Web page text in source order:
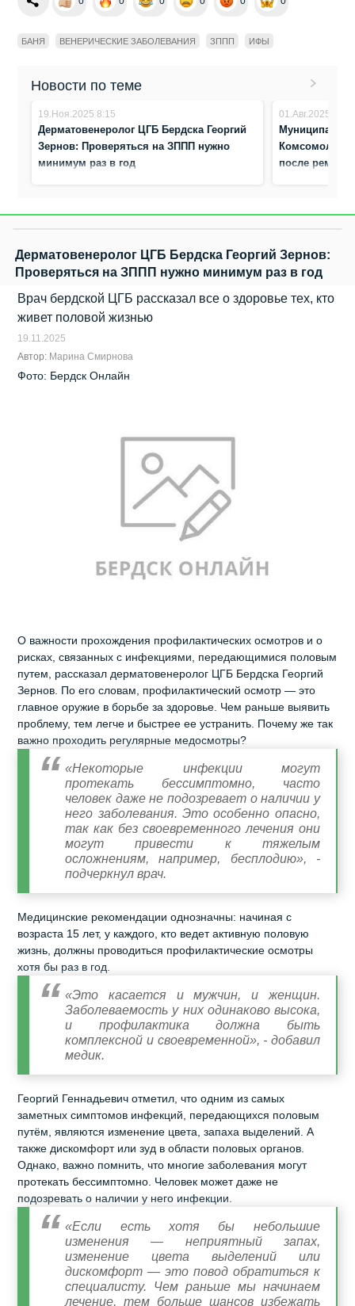
БАНЯ ВЕНЕРИЧЕСКИЕ ЗАБОЛЕВАНИЯ ЗППП ИФЫ
Новости по теме
19.Ноя.2025 8:15
Дерматовенеролог ЦГБ Бердска Георгий
Зернов: Проверяться на ЗППП нужно
минимум раз в год
01.Авг.2025
после ремонта
Дерматовенеролог ЦГБ Бердска Георгий Зернов:
Проверяться на ЗППП нужно минимум раз в год
Врач бердской ЦГБ рассказал все о здоровье тех, кто
живет половой жизнью
19.11.2025
Автор: Марина Смирнова
Фото: Бердск Онлайн
О важности прохождения профилактических осмотров и о
рисках, связанных с инфекциями, передающимися половым
путем, рассказал дерматовенеролог ЦГБ Бердска Георгий
Зернов. По его словам, профилактический осмотр — это
главное оружие в борьбе за здоровье. Чем раньше выявить
проблему, тем легче и быстрее ее устранить. Почему же так
важно проходить регулярные медосмотры?
«Некоторые инфекции могут
протекать бессимптомно, часто
человек даже не подозревает о наличии у
него заболевания. Это особенно опасно,
так как без своевременного лечения они
могут привести к тяжелым
осложнениям, например, бесплодию», -
подчеркнул врач.
Медицинские рекомендации однозначны: начиная с
возраста 15 лет, у каждого, кто ведет активную половую
жизнь, должны проводиться профилактические осмотры
хотя бы раз в год.
«Это касается и мужчин, и женщин.
Заболеваемость у них одинаково высока,
и профилактика должна быть
комплексной и своевременной», - добавил
медик.
Георгий Геннадьевич отметил, что одним из самых
заметных симптомов инфекций, передающихся половым
путём, являются изменение цвета, запаха выделений. А
также дискомфорт или зуд в области половых органов.
Однако, важно помнить, что многие заболевания могут
протекать бессимптомно. Человек может даже не
подозревать о наличии у него инфекции.
«Если есть хотя бы небольшие
изменения — неприятный запах,
изменение цвета выделений или
дискомфорт — это повод обратиться к
специалисту. Чем раньше мы начинаем
лечение, тем больше шансов избежать